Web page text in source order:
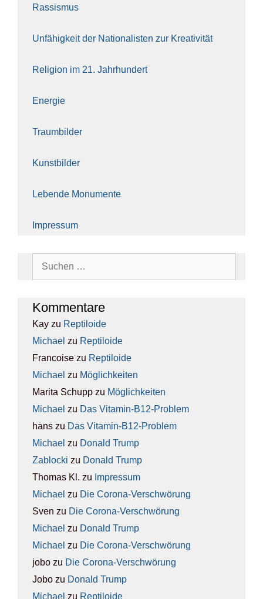
Ras­sis­mus
Unfä­hig­keit der Natio­na­lis­ten zur Krea­ti­vi­tät
Reli­gi­on im 21. Jahr­hun­dert
Ener­gie
Traum­bil­der
Kunst­bil­der
Leben­de Monu­men­te
Impres­sum
Kom­men­ta­re
Kay zu Rep­ti­lo­ide
Michael zu Rep­ti­lo­ide
Francoise zu Rep­ti­lo­ide
Michael zu Mög­lich­kei­ten
Marita Schupp zu Mög­lich­kei­ten
Michael zu Das Vit­amin-B12-Pro­blem
hans zu Das Vit­amin-B12-Pro­blem
Michael zu Donald Trump
Zablocki zu Donald Trump
Thomas Kl. zu Impres­sum
Michael zu Die Coro­na-Ver­schwö­rung
Sven zu Die Coro­na-Ver­schwö­rung
Michael zu Donald Trump
Michael zu Die Coro­na-Ver­schwö­rung
jobo zu Die Coro­na-Ver­schwö­rung
Jobo zu Donald Trump
Michael zu Rep­ti­lo­ide